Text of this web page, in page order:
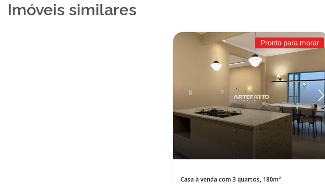
Imóveis similares
Pronto para morar
Casa à venda com 3 quartos, 180m²